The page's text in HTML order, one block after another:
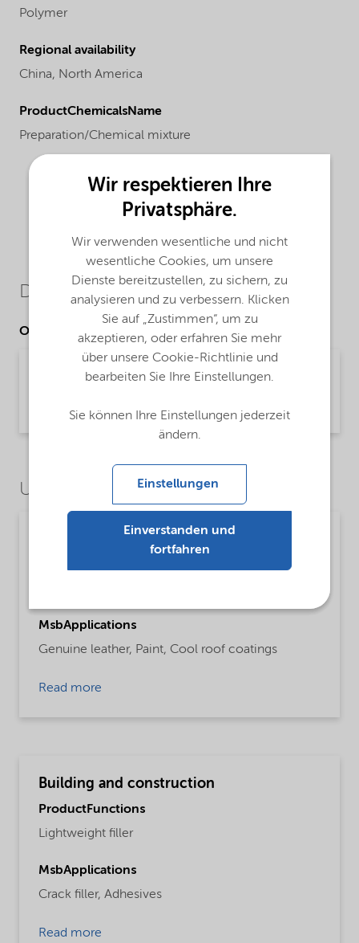
Polymer
Regional availability
China, North America
ProductChemicalsName
Preparation/Chemical mixture
Downloads
Other Documents
Technical Data Sheet Expancel 920 WE 40 d24
Product Information | application/pdf (463,1 KB) | English
Use Cases
MsbApplications
Genuine leather, Paint, Cool roof coatings
Read more
Building and construction
ProductFunctions
Lightweight filler
MsbApplications
Crack filler, Adhesives
Read more
Wir respektieren Ihre
Privatsphäre.
Wir verwenden wesentliche und nicht
wesentliche Cookies, um unsere
Dienste bereitzustellen, zu sichern, zu
analysieren und zu verbessern. Klicken
Sie auf „Zustimmen“, um zu
akzeptieren, oder erfahren Sie mehr
über unsere Cookie-Richtlinie und
bearbeiten Sie Ihre Einstellungen.
Sie können Ihre Einstellungen jederzeit
ändern.
Einstellungen
Einverstanden und
fortfahren